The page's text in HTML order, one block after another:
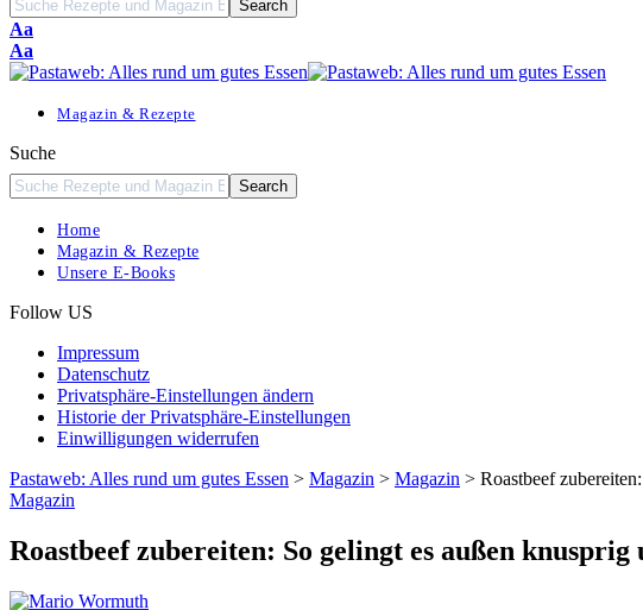
Font
Resizer
Aa
Font
Resizer
Aa
Magazin & Rezepte
Suche
Home
Magazin & Rezepte
Unsere E-Books
Follow US
Impressum
Datenschutz
Privatsphäre-Einstellungen ändern
Historie der Privatsphäre-Einstellungen
Einwilligungen widerrufen
Pastaweb: Alles rund um gutes Essen > Magazin > Magazin > Roastbeef
Magazin
Roastbeef zubereiten: So gelingt es außen knusprig